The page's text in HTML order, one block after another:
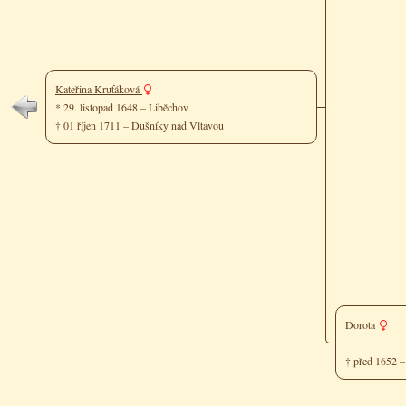
Kateřina Kruťáková
* 29. listopad 1648 – Liběchov
† 01 říjen 1711 – Dušníky nad Vltavou
Dorota
† před 1652